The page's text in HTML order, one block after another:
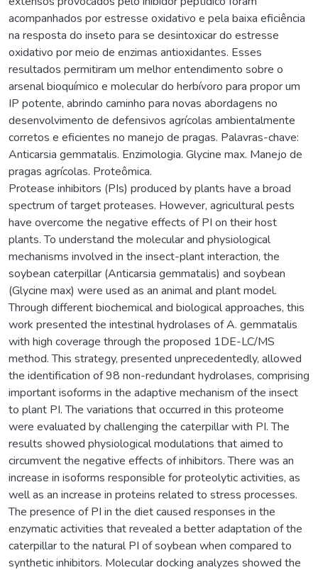
acompanhados por estresse oxidativo e pela baixa eficiência
na resposta do inseto para se desintoxicar do estresse
oxidativo por meio de enzimas antioxidantes. Esses
resultados permitiram um melhor entendimento sobre o
arsenal bioquímico e molecular do herbívoro para propor um
IP potente, abrindo caminho para novas abordagens no
desenvolvimento de defensivos agrícolas ambientalmente
corretos e eficientes no manejo de pragas. Palavras-chave:
Anticarsia gemmatalis. Enzimologia. Glycine max. Manejo de
pragas agrícolas. Proteômica.
Protease inhibitors (PIs) produced by plants have a broad
spectrum of target proteases. However, agricultural pests
have overcome the negative effects of PI on their host
plants. To understand the molecular and physiological
mechanisms involved in the insect-plant interaction, the
soybean caterpillar (Anticarsia gemmatalis) and soybean
(Glycine max) were used as an animal and plant model.
Through different biochemical and biological approaches, this
work presented the intestinal hydrolases of A. gemmatalis
with high coverage through the proposed 1DE-LC/MS
method. This strategy, presented unprecedentedly, allowed
the identification of 98 non-redundant hydrolases, comprising
important isoforms in the adaptive mechanism of the insect
to plant PI. The variations that occurred in this proteome
were evaluated by challenging the caterpillar with PI. The
results showed physiological modulations that aimed to
circumvent the negative effects of inhibitors. There was an
increase in isoforms responsible for proteolytic activities, as
well as an increase in proteins related to stress processes.
The presence of PI in the diet caused responses in the
enzymatic activities that revealed a better adaptation of the
caterpillar to the natural PI of soybean when compared to
synthetic inhibitors. Molecular docking analyzes showed the